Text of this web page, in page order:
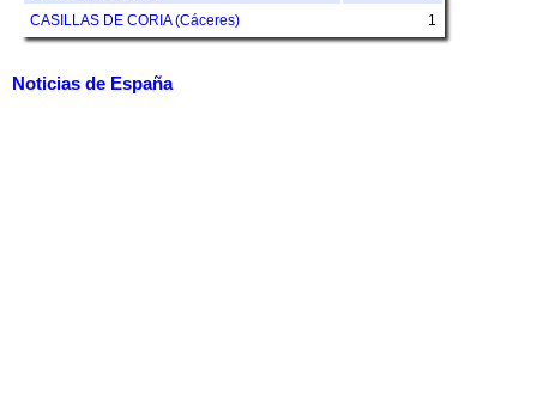
CASILLAS DE CORIA (Cáceres)
1
Noticias de España